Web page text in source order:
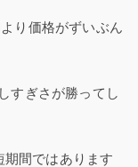
り価格がずいぶん
すぎさが勝ってし
間ではあります